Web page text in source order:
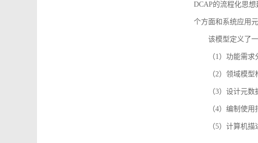
DCAP的流程化思
个方面和系统应用
该模型定义了
（1）功能需
（2）领域模
（3）设计元数
（4）编制使用
（5）计算机